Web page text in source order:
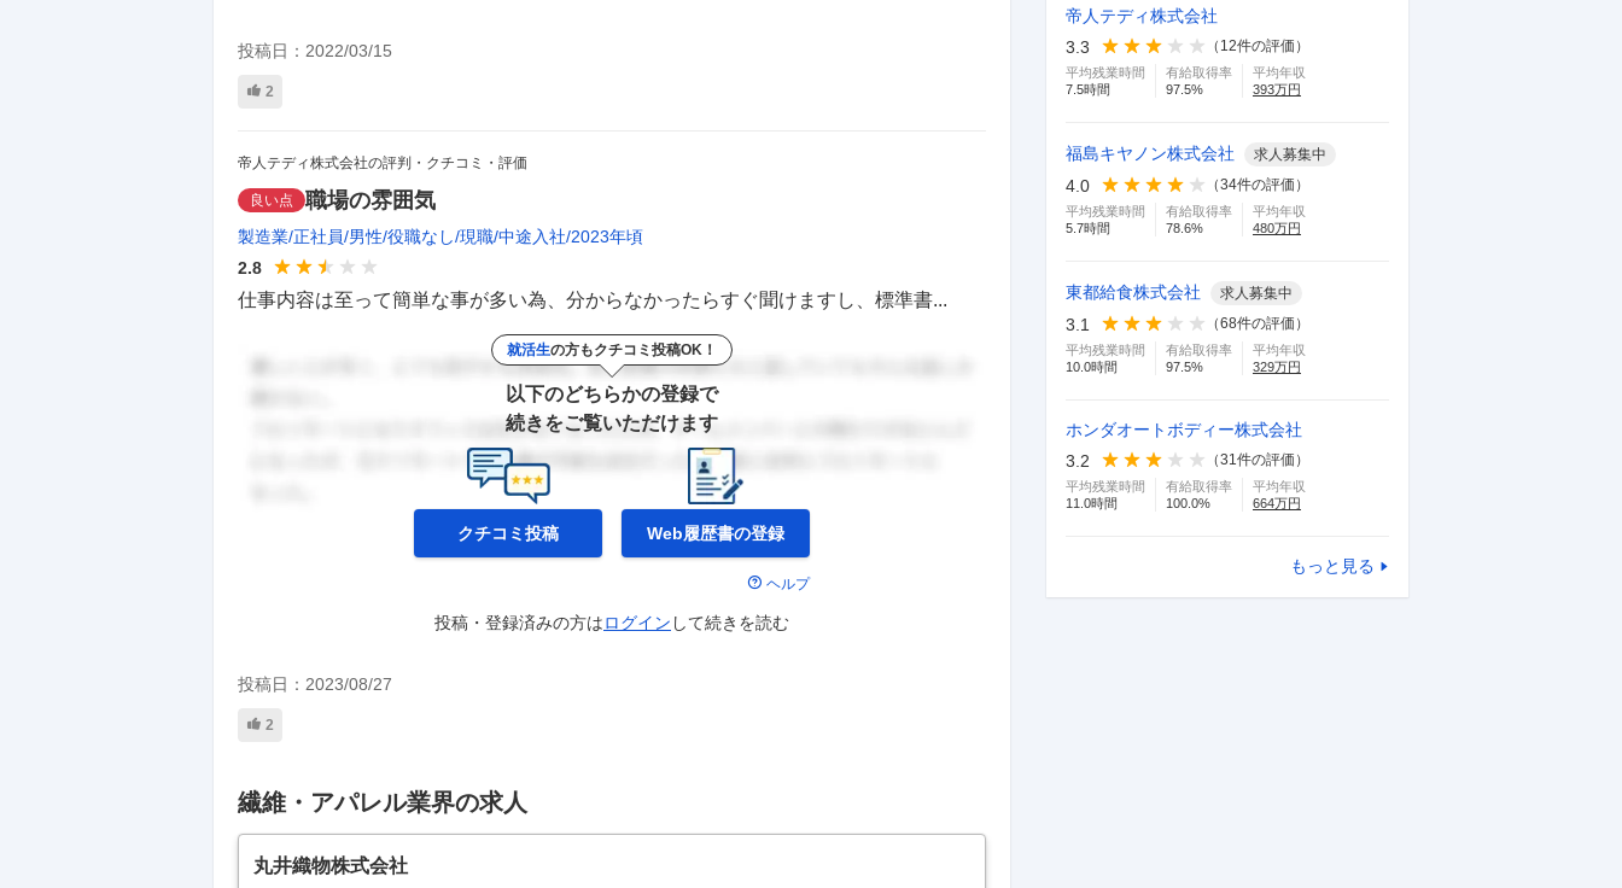
投稿日： 2022/03/15
2
帝人テディ株式会社の評判・クチコミ・評価
良い点 職場の雰囲気
製造業 正社員 男性 役職なし 現職 中途入社 2023年頃
2.8
仕事内容は至って簡単な事が多い為、分からなかったらすぐ聞けますし、標準書...
就活生の方もクチコミ投稿OK！
以下のどちらかの登録で
続きをご覧いただけます
クチコミ投稿 Web履歴書の登録
ヘルプ
投稿・登録済みの方はログイン して続きを読む
投稿日： 2023/08/27
2
繊維・アパレル業界の求人
丸井織物株式会社
帝人テディ株式会社
3.3
（ 12件の評価）
平均残業時間
7.5時間
有給取得率
97.5%
平均年収
393万円
福島キヤノン株式会社 求人募集中
4.0 （34件の評価）
平均残業時間
5.7時間
有給取得率
78.6%
平均年収
480万円
東都給食株式会社 求人募集中
3.1 （68件の評価）
平均残業時間
10.0時間
有給取得率
97.5%
平均年収
329万円
ホンダオートボディー株式会社
3.2
（31件の評価）
平均残業時間
11.0時間
有給取得率
100.0%
平均年収
664万円
もっと見る